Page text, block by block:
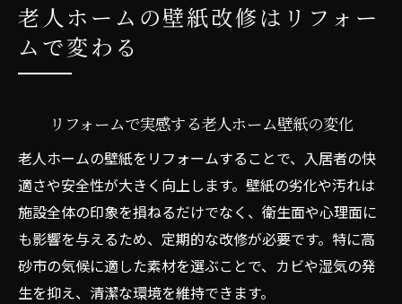
老人ホームの壁紙改修はリフォー
ムで変わる
リフォームで実感する老人ホーム壁紙の変化
老人ホームの壁紙をリフォームすることで、入居者の快
適さや安全性が大きく向上します。壁紙の劣化や汚れは
施設全体の印象を損ねるだけでなく、衛生面や心理面に
も影響を与えるため、定期的な改修が必要です。特に高
砂市の気候に適した素材を選ぶことで、カビや湿気の発
生を抑え、清潔な環境を維持できます。